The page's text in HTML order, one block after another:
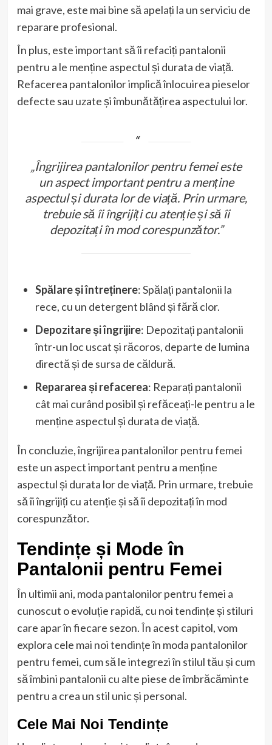
mai grave, este mai bine să apelați la un serviciu de
reparare profesional.
În plus, este important să îi refaciți pantalonii
pentru a le menține aspectul și durata de viață.
Refacerea pantalonilor implică înlocuirea pieselor
defecte sau uzate și îmbunătățirea aspectului lor.
„Îngrijirea pantalonilor pentru femei este
un aspect important pentru a menține
aspectul și durata lor de viață. Prin urmare,
trebuie să îi îngrijiți cu atenție și să îi
depozitați în mod corespunzător.”
Spălare și întreținere: Spălați pantalonii la
rece, cu un detergent blând și fără clor.
Depozitare și îngrijire: Depozitați pantalonii
într-un loc uscat și răcoros, departe de lumina
directă și de sursa de căldură.
Repararea și refacerea: Reparați pantalonii
cât mai curând posibil și refăceați-le pentru a le
menține aspectul și durata de viață.
În concluzie, îngrijirea pantalonilor pentru femei
este un aspect important pentru a menține
aspectul și durata lor de viață. Prin urmare, trebuie
să îi îngrijiți cu atenție și să îi depozitați în mod
corespunzător.
Tendințe și Mode în
Pantalonii pentru Femei
În ultimii ani, moda pantalonilor pentru femei a
cunoscut o evoluție rapidă, cu noi tendințe și stiluri
care apar în fiecare sezon. În acest capitol, vom
explora cele mai noi tendințe în moda pantalonilor
pentru femei, cum să le integrezi în stilul tău și cum
să îmbini pantalonii cu alte piese de îmbrăcăminte
pentru a crea un stil unic și personal.
Cele Mai Noi Tendințe